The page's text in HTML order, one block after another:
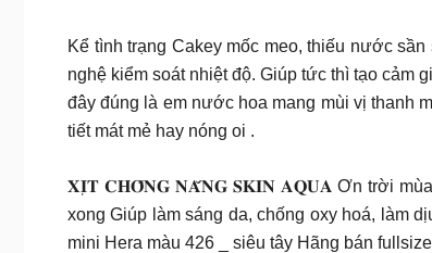
Kể tình trạng Cakey mốc meo, thiếu nước
nghệ kiểm soát nhiệt độ. Giúp tức thì tạo cảm
đây đúng là em nước hoa mang mùi vị thanh
tiết mát mẻ hay nóng oi .
𝐗𝐈̣𝐓 𝐂𝐇𝐎̂́𝐍𝐆 𝐍𝐀̆́𝐍𝐆 𝐒𝐊𝐈𝐍 𝐀𝐐𝐔𝐀 Ơn trời mùa
xong Giúp làm sáng da, chống oxy hoá, làm
mini Hera màu 426 _ siêu tây Hãng bán